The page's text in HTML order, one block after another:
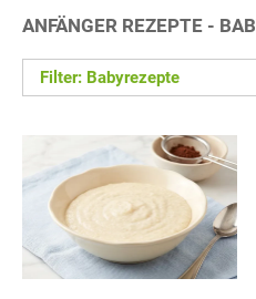
ANFÄNGER REZEPTE -
Filter: Babyrezepte